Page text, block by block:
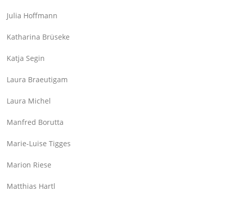
Julia Hoffmann
Katharina Brüseke
Katja Segin
Laura Braeutigam
Laura Michel
Manfred Borutta
Marie-Luise Tigges
Marion Riese
Matthias Hartl